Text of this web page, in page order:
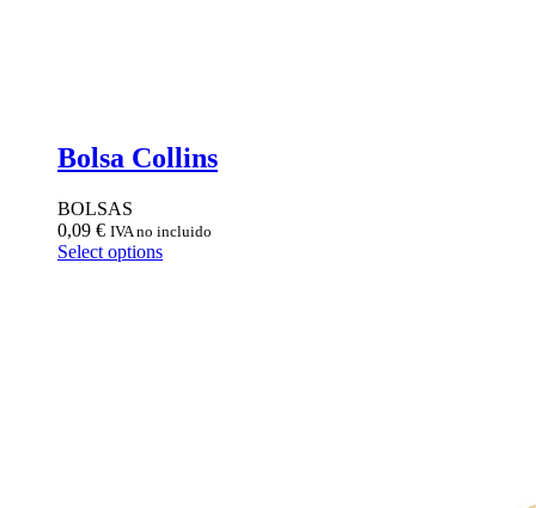
Bolsa Collins
BOLSAS
0,09 € IVA no incluido
Select options